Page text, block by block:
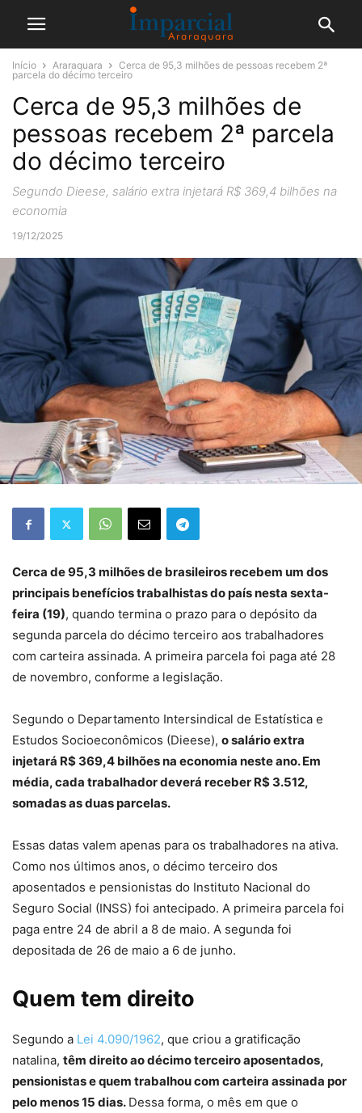
Início Araraquara
Cerca de 95,3 milhões de pessoas recebem 2ª
parcela do décimo terceiro
Cerca de 95,3 milhões de
pessoas recebem 2ª parcela
do décimo terceiro
Segundo Dieese, salário extra injetará R$ 369,4 bilhões na
economia
19/12/2025
Cerca de 95,3 milhões de brasileiros recebem um dos
principais benefícios trabalhistas do país nesta sexta-
feira (19), quando termina o prazo para o depósito da
segunda parcela do décimo terceiro aos trabalhadores
com carteira assinada. A primeira parcela foi paga até 28
de novembro, conforme a legislação.
Segundo o Departamento Intersindical de Estatística e
Estudos Socioeconômicos (Dieese), o salário extra
injetará R$ 369,4 bilhões na economia neste ano. Em
média, cada trabalhador deverá receber R$ 3.512,
somadas as duas parcelas.
Essas datas valem apenas para os trabalhadores na ativa.
Como nos últimos anos, o décimo terceiro dos
aposentados e pensionistas do Instituto Nacional do
Seguro Social (INSS) foi antecipado. A primeira parcela foi
paga entre 24 de abril a 8 de maio. A segunda foi
depositada de 26 de maio a 6 de junho.
Quem tem direito
Segundo a Lei 4.090/1962, que criou a gratificação
natalina, têm direito ao décimo terceiro aposentados,
pensionistas e quem trabalhou com carteira assinada por
pelo menos 15 dias. Dessa forma, o mês em que o